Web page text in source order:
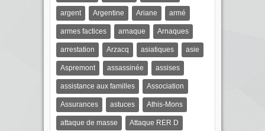
argent Argentine Ariane armé
armes factices arnaque Arnaques
arrestation Arzacq asiatiques asie
Aspremont assassinée assises
assistance aux familles Association
Assurances astuces Athis-Mons
attaque de masse Attaque RER D